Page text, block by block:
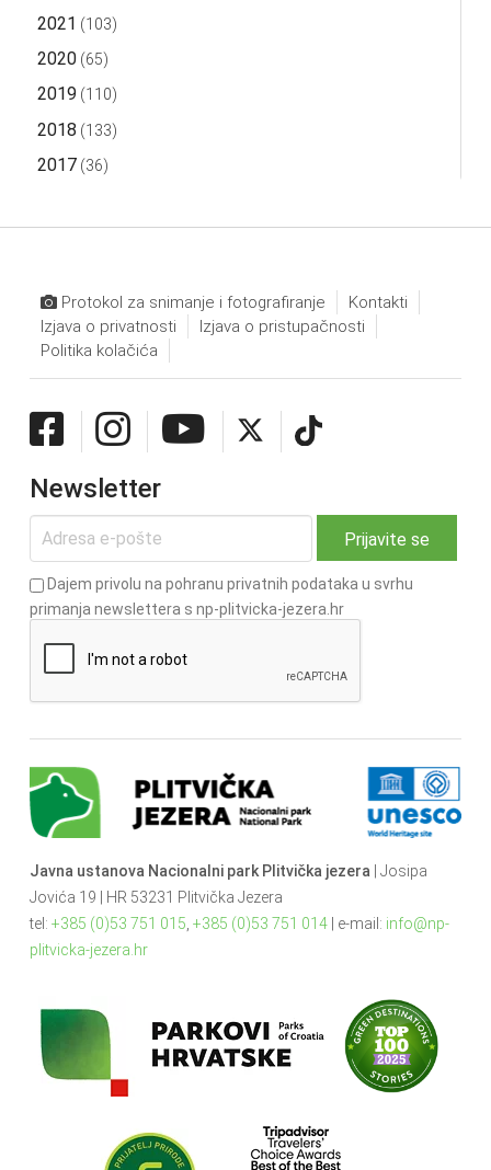
2021 (103)
2020(65)
2019 (110)
2018 (133)
2017(36)
Protokol za snimanje i fotografiranje
Kontakti
Izjava o privatnosti
Izjava o pristupačnosti
Politika kolačića
Newsletter
Dajem privolu na pohranu privatnih podataka u svrhu
primanja newslettera s np-plitvicka-jezera.hr
Javna ustanova Nacionalni park Plitvička jezera | Josipa
Jovića 19 | HR 53231 Plitvička Jezera
tel: +385 (0)53 751 015 +385 (0)53 751 014| e-mail: info@np-
plitvicka-jezera.hr